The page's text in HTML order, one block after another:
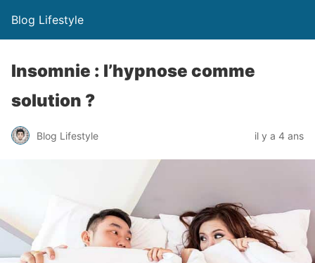
Blog Lifestyle
Insomnie : l’hypnose comme
solution ?
Blog Lifestyle il y a 4 ans